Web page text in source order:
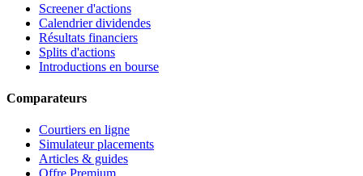
Screener d'actions
Calendrier dividendes
Résultats financiers
Splits d'actions
Introductions en bourse
Comparateurs
Courtiers en ligne
Simulateur placements
Articles & guides